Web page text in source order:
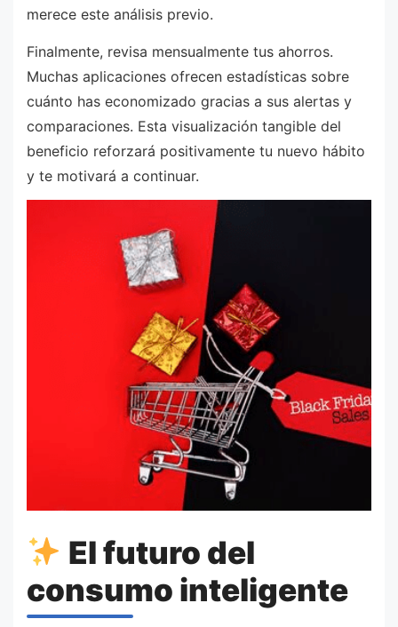
merece este análisis previo.
Finalmente, revisa mensualmente tus ahorros.
Muchas aplicaciones ofrecen estadísticas sobre
cuánto has economizado gracias a sus alertas y
comparaciones. Esta visualización tangible del
beneficio reforzará positivamente tu nuevo hábito
y te motivará a continuar.
El futuro del
consumo inteligente